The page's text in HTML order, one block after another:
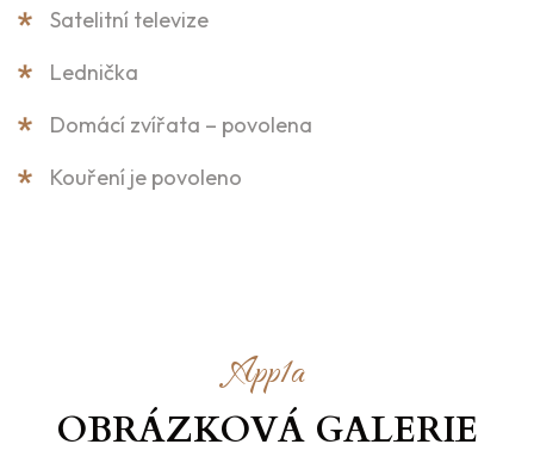
Satelitní televize
Lednička
Domácí zvířata – povolena
Kouření je povoleno
App1a
OBRÁZKOVÁ GALERIE